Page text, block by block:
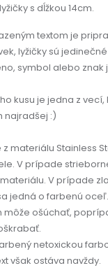
s dĺžkou 14cm.
textom je
lyžičky sú
symbol alebo znak
kusu je jedna z
najradšej :)
z materiálu Stainless
V prípade
V prípade
jedná o farbenú
môže ošúchať,
netoxickou
však ostáva navždy.